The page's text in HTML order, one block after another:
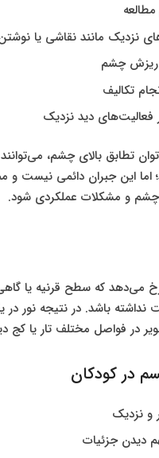
نزدیک مانند نقاشی یا
چشم
تکالیف
دید نزدیک
تطابق بالای چشم،
اما این جبران دائمی نیست
و مشکلات عملکردی شود.
رخ می‌دهد که سطح قرنیه یا
نداشته باشد. در نتیجه نور
در فواصل مختلف تار یا کج
در کودکان
و نزدیک
دیدن جزئیات